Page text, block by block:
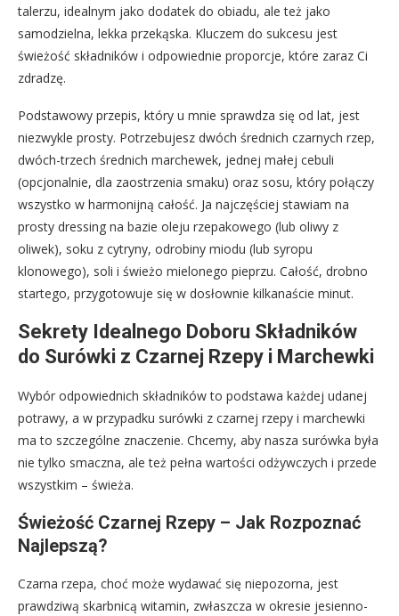
talerzu, idealnym jako dodatek do obiadu, ale też jako
samodzielna, lekka przekąska. Kluczem do sukcesu jest
świeżość składników i odpowiednie proporcje, które zaraz Ci
zdradzę.
Podstawowy przepis, który u mnie sprawdza się od lat, jest
niezwykle prosty. Potrzebujesz dwóch średnich czarnych rzep,
dwóch-trzech średnich marchewek, jednej małej cebuli
(opcjonalnie, dla zaostrzenia smaku) oraz sosu, który połączy
wszystko w harmonijną całość. Ja najczęściej stawiam na
prosty dressing na bazie oleju rzepakowego (lub oliwy z
oliwek), soku z cytryny, odrobiny miodu (lub syropu
klonowego), soli i świeżo mielonego pieprzu. Całość, drobno
startego, przygotowuje się w dosłownie kilkanaście minut.
Sekrety Idealnego Doboru Składników
do Surówki z Czarnej Rzepy i Marchewki
Wybór odpowiednich składników to podstawa każdej udanej
potrawy, a w przypadku surówki z czarnej rzepy i marchewki
ma to szczególne znaczenie. Chcemy, aby nasza surówka była
nie tylko smaczna, ale też pełna wartości odżywczych i przede
wszystkim – świeża.
Świeżość Czarnej Rzepy – Jak Rozpoznać
Najlepszą?
Czarna rzepa, choć może wydawać się niepozorna, jest
prawdziwą skarbnicą witamin, zwłaszcza w okresie jesienno-